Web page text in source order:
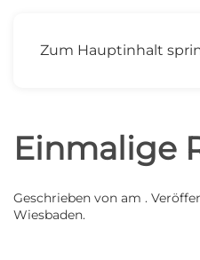
Zum Hauptinhalt
MENÜ
Einmalige
Geschrieben von am .
Wiesbaden.